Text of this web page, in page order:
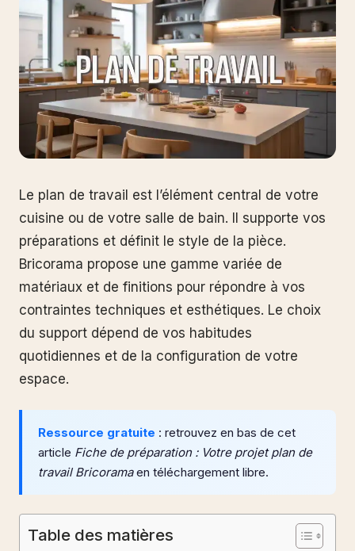
Le plan de travail est l’élément central de votre
cuisine ou de votre salle de bain. Il supporte vos
préparations et définit le style de la pièce.
Bricorama propose une gamme variée de
matériaux et de finitions pour répondre à vos
contraintes techniques et esthétiques. Le choix
du support dépend de vos habitudes
quotidiennes et de la configuration de votre
espace.
Ressource gratuite : retrouvez en bas de cet
article Fiche de préparation : Votre projet plan de
travail Bricoramaen téléchargement libre.
Table des matières